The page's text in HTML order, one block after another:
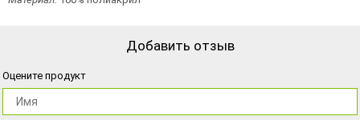
Добавить отзыв
Оцените продукт